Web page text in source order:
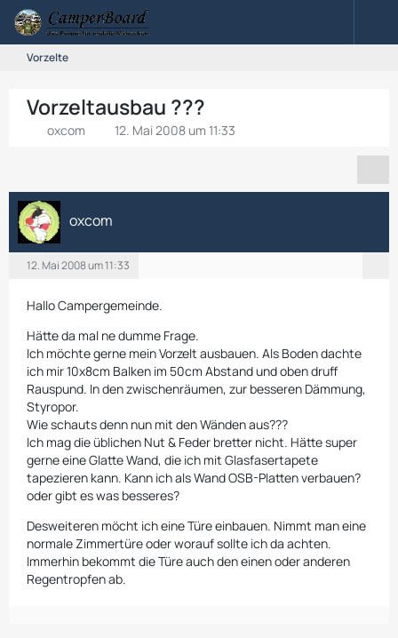
Vorzelte
Vorzeltausbau ???
oxcom 12. Mai 2008 um 11:33
oxcom
12. Mai 2008 um 11:33
Hallo Campergemeinde.
Hätte da mal ne dumme Frage.
Ich möchte gerne mein Vorzelt ausbauen. Als Boden dachte
ich mir 10x8cm Balken im 50cm Abstand und oben druff
Rauspund. In den zwischenräumen, zur besseren Dämmung,
Styropor.
Wie schauts denn nun mit den Wänden aus???
Ich mag die üblichen Nut & Feder bretter nicht. Hätte super
gerne eine Glatte Wand, die ich mit Glasfasertapete
tapezieren kann. Kann ich als Wand OSB-Platten verbauen?
oder gibt es was besseres?
Desweiteren möcht ich eine Türe einbauen. Nimmt man eine
normale Zimmertüre oder worauf sollte ich da achten.
Immerhin bekommt die Türe auch den einen oder anderen
Regentropfen ab.